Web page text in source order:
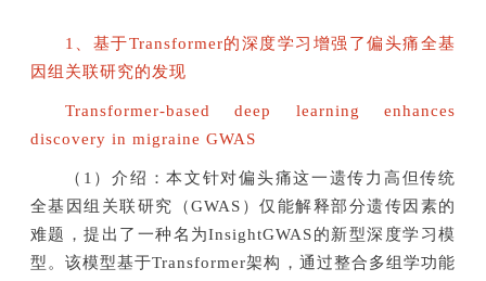
1、基于Transformer的深度学习增强了偏头痛全基
因组关联研究的发现
Transformer-based deep learning enhances
discovery in migraine GWAS
（1）介绍：本文针对偏头痛这一遗传力高但传统
全基因组关联研究（GWAS）仅能解释部分遗传因素的
难题，提出了一种名为InsightGWAS的新型深度学习模
型。该模型基于Transformer架构，通过整合多组学功能